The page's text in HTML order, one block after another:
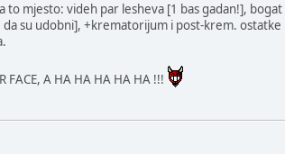
to mjesto: videh par lesheva [1 bas gadan!],
da su udobni], +krematorijum i post-krem.
FACE, A HA HA HA HA HA !!!